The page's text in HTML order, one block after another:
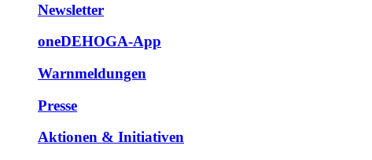
Newsletter
oneDEHOGA-App
Warnmeldungen
Presse
Aktionen & Initiativen